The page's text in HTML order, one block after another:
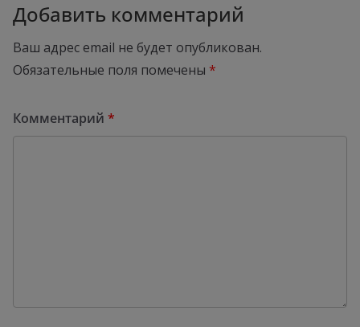
Добавить комментарий
Ваш адрес email не будет опубликован.
Обязательные поля помечены *
Комментарий *